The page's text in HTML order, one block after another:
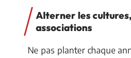
Alterner les
associations
Ne pas planter chaque